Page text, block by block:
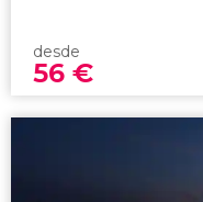
desde
56 €